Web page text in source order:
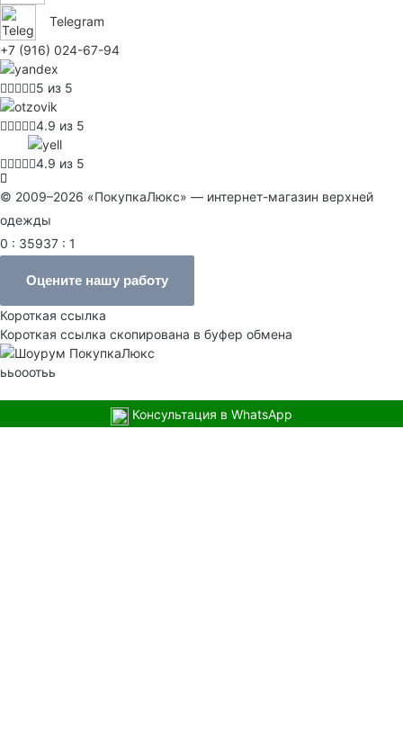
Telegram
+7 (916) 024-67-94
5 из 5
4.9 из 5
4.9 из 5
© 2009–2026 «ПокупкаЛюкс» — интернет-магазин верхней
одежды
0 : 35937 : 1
Оцените нашу работу
Короткая ссылка
Короткая ссылка скопирована в буфер обмена
ььооотьь
Консультация в WhatsApp